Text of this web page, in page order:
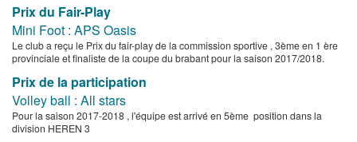
Prix du Fair-Play
Mini Foot : APS Oasis
Le club a reçu le Prix du fair-play de la commission sportive , 3ème en 1 ère
provinciale et finaliste de la coupe du brabant pour la saison 2017/2018.
Prix de la participation
Volley ball : All stars
Pour la saison 2017-2018 , l'équipe est arrivé en 5ème position dans la
division HEREN 3